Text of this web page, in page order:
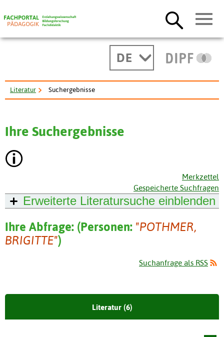
DE
Literatur Suchergebnisse
Ihre Suchergebnisse
Merkzettel
Gespeicherte Suchfragen
Erweiterte Literatursuche einblenden
Ihre Abfrage: (Personen: "POTHMER,
BRIGITTE")
Suchanfrage als RSS
Literatur (6)